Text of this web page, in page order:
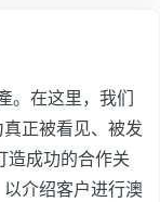
。在这里，我们
正被看见、被发
造成功的合作关
介绍客户进行澳